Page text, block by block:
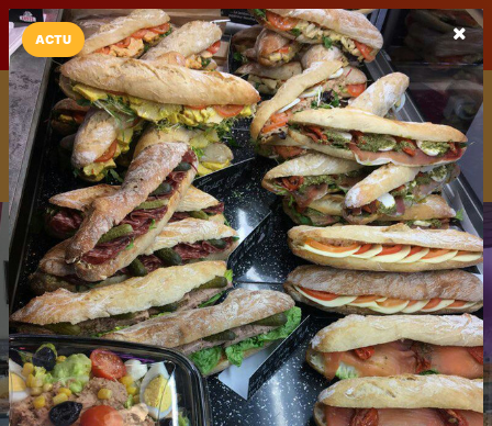
LaCarte LaCarte sur
Play Store
Installez l'App LaCarte
Téléchargez gratuitement l'app LaCarte pour suivre vos
commerces favoris et ne rien rater !
Télécharger Plus tard
ACTU